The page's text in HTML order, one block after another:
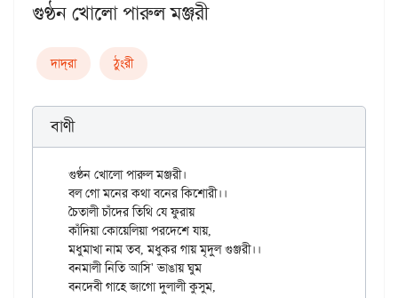
গুণ্ঠন খোলো পারুল মঞ্জরী
দাদ্‌রা ঠুংরী
বাণী
গুণ্ঠন খোলো পারুল মঞ্জরী।
বল গো মনের কথা বনের কিশোরী।।
চৈতালী চাঁদের তিথি যে ফুরায়
কাঁদিয়া কোয়েলিয়া পরদেশে যায়,
মধুমাখা নাম তব, মধুকর গায় মৃদুল গুঞ্জরী।।
বনমালী নিতি আসি' ভাঙায় ঘুম
বনদেবী গাহে জাগো দুলালী কুসুম,